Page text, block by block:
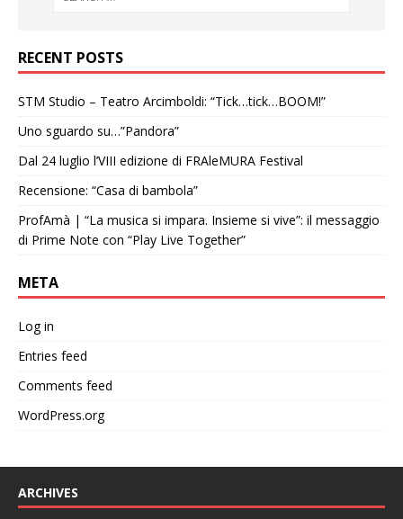
RECENT POSTS
STM Studio – Teatro Arcimboldi: “Tick…tick…BOOM!”
Uno sguardo su…”Pandora”
Dal 24 luglio l’VIII edizione di FRAleMURA Festival
Recensione: “Casa di bambola”
ProfAmà | “La musica si impara. Insieme si vive”: il messaggio
di Prime Note con “Play Live Together”
META
Log in
Entries feed
Comments feed
WordPress.org
ARCHIVES